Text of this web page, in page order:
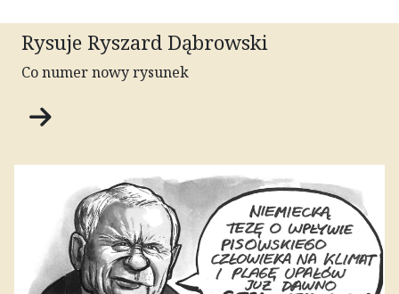
Rysuje Ryszard Dąbrowski
Co numer nowy rysunek